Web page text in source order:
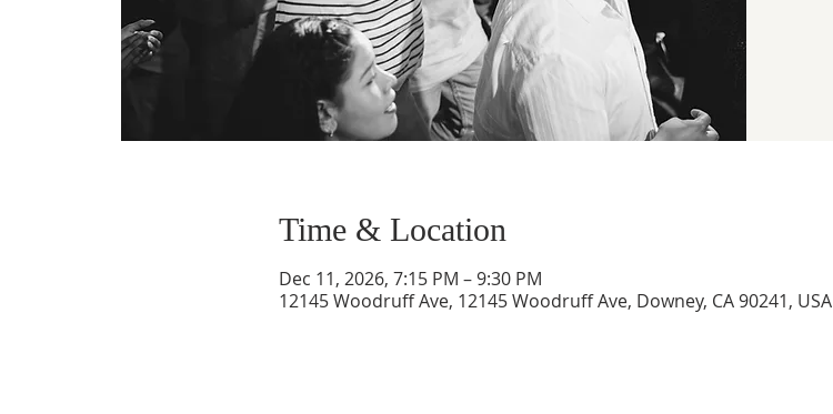
Time & Location
Dec 11, 2026, 7:15 PM – 9:30 PM
12145 Woodruff Ave, 12145 Woodruff Ave, Downey, CA 90241, USA